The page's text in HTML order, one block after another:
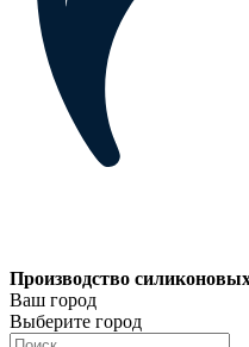
Производство
Ваш город
Выберите город